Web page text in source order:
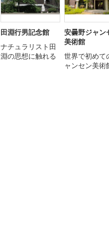
田淵行男記念館
ナチュラリスト田
淵の思想に触れる
安曇野ジャン
美術館
世界で初めて
ャンセン美術